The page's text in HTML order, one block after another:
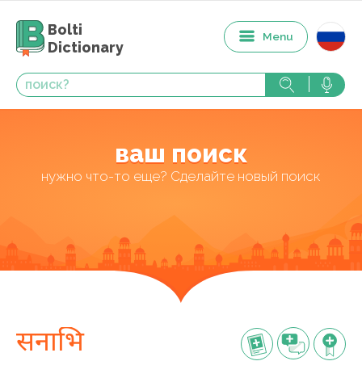
Bolti
Dictionary
Menu
ваш поиск
нужно что-то еще? Сделайте новый поиск
सनाभि